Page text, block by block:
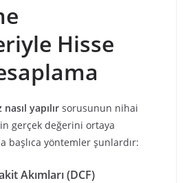
Hisse
yapılır sorusunun nihai
gerçek değerini ortaya
başlıca yöntemler şunlardır:
Akımları (DCF)